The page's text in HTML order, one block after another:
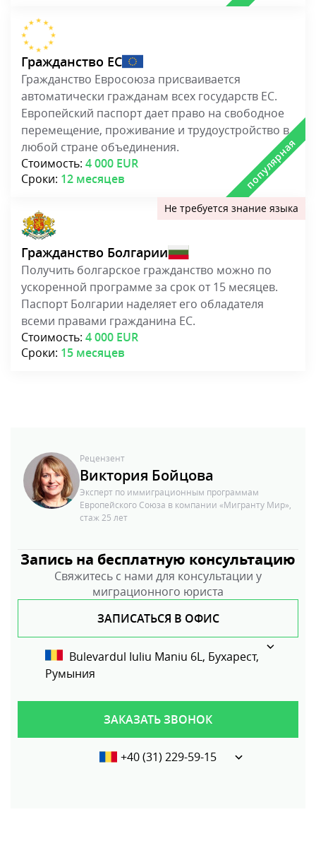
Гражданство ЕС
Гражданство Евросоюза присваивается
автоматически гражданам всех государств ЕС.
Европейский паспорт дает право на свободное
перемещение, проживание и трудоустройство в
любой стране объединения.
Стоимость: 4 000 EUR
Сроки: 12 месяцев
Гражданство Болгарии
Получить болгарское гражданство можно по
ускоренной программе за срок от 15 месяцев.
Паспорт Болгарии наделяет его обладателя
всеми правами гражданина ЕС.
Стоимость: 4 000 EUR
Сроки: 15 месяцев
Рецензент
Виктория Бойцова
Эксперт по иммиграционным программам
Европейского Союза в компании «Мигранту Мир»,
стаж 25 лет
Запись на бесплатную консультацию
Свяжитесь с нами для консультации у
миграционного юриста
ЗАПИСАТЬСЯ В ОФИС
Bulevardul Iuliu Maniu 6L, Бухарест,
Румыния
ЗАКАЗАТЬ ЗВОНОК
+40 (31) 229-59-15